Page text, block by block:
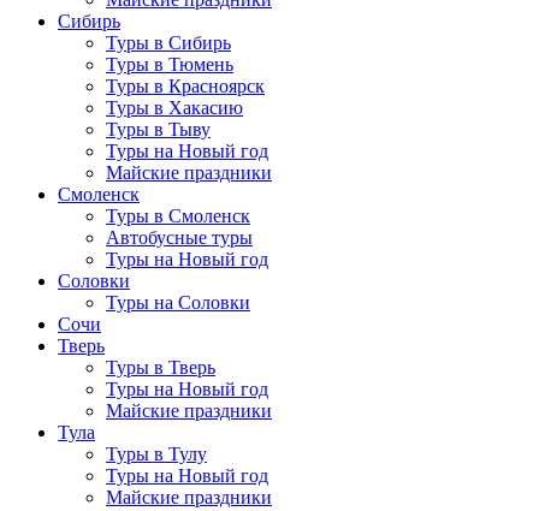
Сибирь
Туры в Сибирь
Туры в Тюмень
Туры в Красноярск
Туры в Хакасию
Туры в Тыву
Туры на Новый год
Майские праздники
Смоленск
Туры в Смоленск
Автобусные туры
Туры на Новый год
Соловки
Туры на Соловки
Сочи
Тверь
Туры в Тверь
Туры на Новый год
Майские праздники
Тула
Туры в Тулу
Туры на Новый год
Майские праздники